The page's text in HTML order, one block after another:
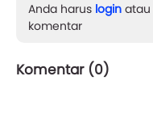
Anda harus login atau
komentar
Komentar (0)